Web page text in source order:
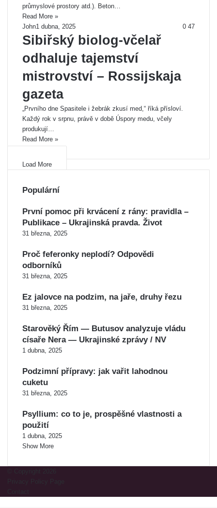
průmyslové prostory atd.). Beton…
Read More »
John1 dubna, 2025 0 47
Sibiřský biolog-včelař
odhaluje tajemství
mistrovství – Rossijskaja
gazeta
„Prvního dne Spasitele i žebrák zkusí med,“ říká přísloví.
Každý rok v srpnu, právě v době Úspory medu, včely
produkují…
Read More »
Load More
Populární
První pomoc při krvácení z rány: pravidla –
Publikace – Ukrajinská pravda. Život
31 března, 2025
Proč feferonky neplodí? Odpovědi
odborníků
31 března, 2025
Ez jalovce na podzim, na jaře, druhy řezu
31 března, 2025
Starověký Řím — Butusov analyzuje vládu
císaře Nera — Ukrajinské zprávy / NV
1 dubna, 2025
Podzimní přípravy: jak vařit lahodnou
cuketu
31 března, 2025
Psyllium: co to je, prospěšné vlastnosti a
použití
1 dubna, 2025
Show More